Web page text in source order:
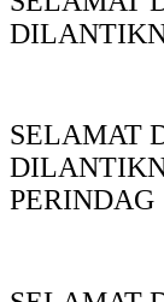
SELAMAT
PERINDAG